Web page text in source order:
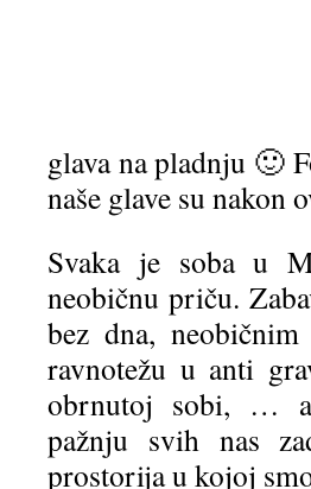
glava na pladnju 🙂
naše glave su nakon
Svaka je soba u
neobičnu priču.
bez dna,
ravnotežu u anti
obrnutoj sobi, … a
pažnju svih nas
prostorija u kojoj